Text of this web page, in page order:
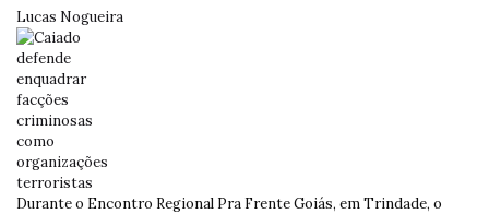
Lucas Nogueira
Durante o Encontro Regional Pra Frente Goiás, em Trindade, o